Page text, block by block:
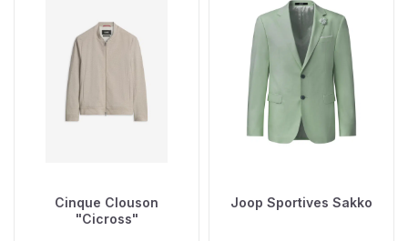
Cinque Clouson
"Cicross"
Joop Sportives Sakko